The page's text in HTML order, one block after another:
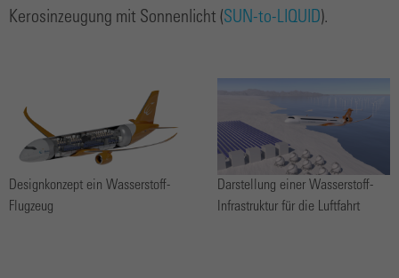
Kerosinzeugung mit Sonnenlicht (SUN-to-LIQUID).
Designkonzept ein Wasserstoff-
Flugzeug
Darstellung einer Wasserstoff-
Infrastruktur für die Luftfahrt